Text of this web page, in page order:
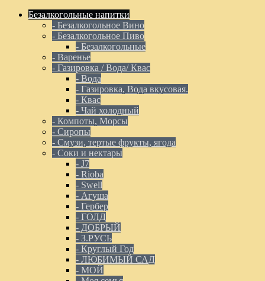
Безалкогольные напитки
- Безалкогольное Вино
- Безалкогольное Пиво
- Безалкогольные
- Варенье
- Газировка / Вода/ Квас
- Вода
- Газировка, Вода вкусовая.
- Квас
- Чай холодный
- Компоты, Морсы
- Сиропы
- Смузи, тертые фрукты, ягода
- Соки и нектары
- J7
- Rioba
- Swell
- Агуша
- Гербер
- ГОЛД
- ДОБРЫЙ
- З.РУСЬ
- Круглый Год
- ЛЮБИМЫЙ САД
- МОЙ